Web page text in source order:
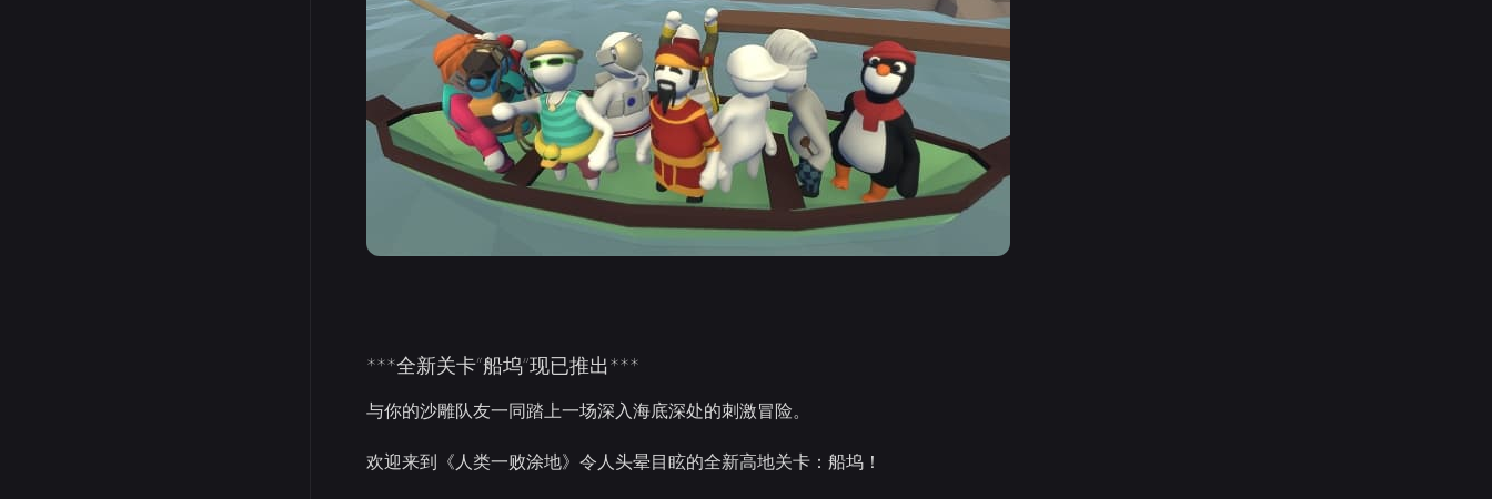
***全新关卡“船坞”现已推出***
与你的沙雕队友一同踏上一场深入海底深处的刺激冒险。
欢迎来到《人类一败涂地》令人头晕目眩的全新高地关卡：船坞！